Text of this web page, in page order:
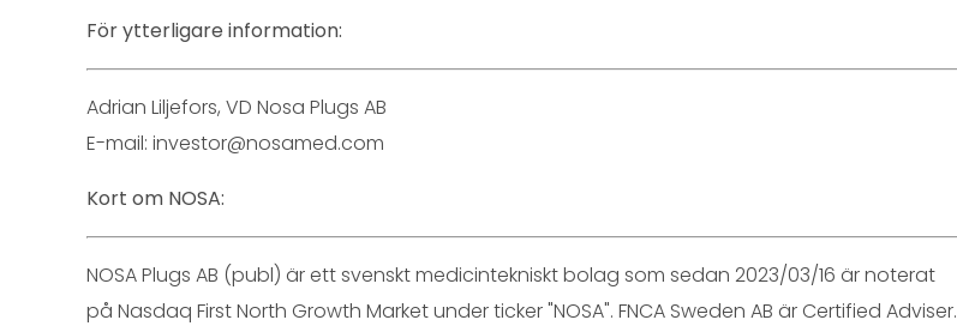
För ytterligare information:
Adrian Liljefors, VD Nosa Plugs AB
E-mail: investor@nosamed.com
Kort om NOSA:
NOSA Plugs AB (publ) är ett svenskt medicintekniskt bolag som sedan 2023/03/16 är noterat
på Nasdaq First North Growth Market under ticker "NOSA". FNCA Sweden AB är Certified Adviser.